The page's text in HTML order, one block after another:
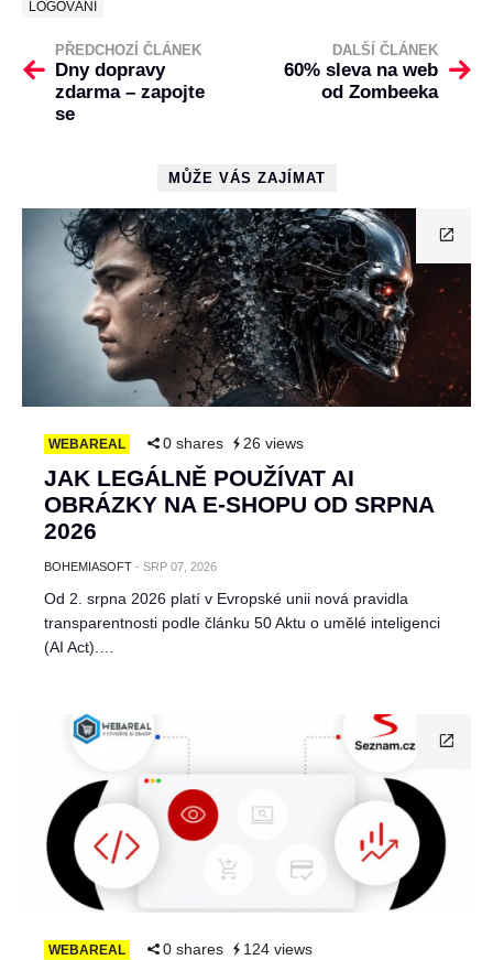
LOGOVÁNÍ
PŘEDCHOZÍ ČLÁNEK
Dny dopravy
zdarma – zapojte
se
DALŠÍ ČLÁNEK
60% sleva na web
od Zombeeka
MŮŽE VÁS ZAJÍMAT
WEBAREAL 0 shares 26 views
JAK LEGÁLNĚ POUŽÍVAT AI
OBRÁZKY NA E-SHOPU OD SRPNA
2026
BOHEMIASOFT - SRP 07, 2026
Od 2. srpna 2026 platí v Evropské unii nová pravidla
transparentnosti podle článku 50 Aktu o umělé inteligenci
(AI Act).…
WEBAREAL 0 shares 124 views